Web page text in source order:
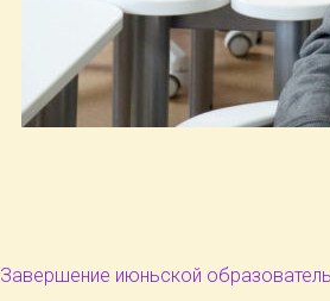
Завершение июньской